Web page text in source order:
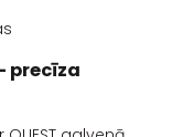
precīza